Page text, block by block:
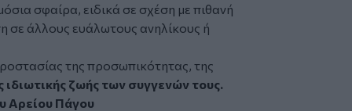
σφαίρα, ειδικά σε σχέση με πιθανή
σε άλλους ευάλωτους ανηλίκους ή
της προσωπικότητας, της
ιδιωτικής ζωής των συγγενών τους.
Αρείου Πάγου